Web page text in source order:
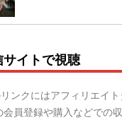
イトで視聴
ンクにはアフィリエイ
会員登録や購入などでの